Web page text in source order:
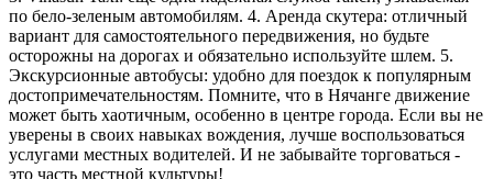
по бело-зеленым автомобилям. 4. Аренда скутера: отличный
вариант для самостоятельного передвижения, но будьте
осторожны на дорогах и обязательно используйте шлем. 5.
Экскурсионные автобусы: удобно для поездок к популярным
достопримечательностям. Помните, что в Нячанге движение
может быть хаотичным, особенно в центре города. Если вы не
уверены в своих навыках вождения, лучше воспользоваться
услугами местных водителей. И не забывайте торговаться -
это часть местной культуры!